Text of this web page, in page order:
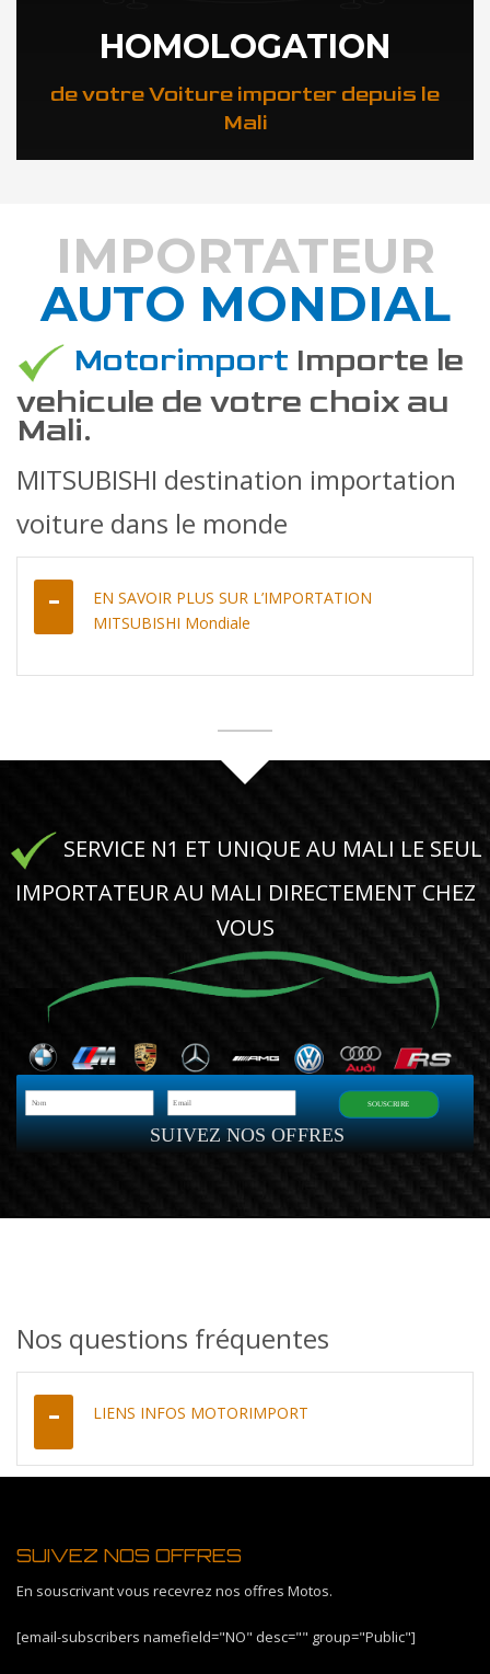
HOMOLOGATION
de votre Voiture importer depuis le
Mali
DÉCOUVREZ COMMENT
IMPORTATEUR
AUTO MONDIAL
Motorimport Importe le
vehicule de votre choix au
Mali.
MITSUBISHI destination importation
voiture dans le monde
EN SAVOIR PLUS SUR L’IMPORTATION
MITSUBISHI Mondiale
SERVICE N1 ET UNIQUE AU MALI LE SEUL
IMPORTATEUR AU MALI DIRECTEMENT CHEZ
VOUS
SUIVEZ NOS OFFRES
SOUSCRIRE
Nos questions fréquentes
LIENS INFOS MOTORIMPORT
SUIVEZ NOS OFFRES
En souscrivant vous recevrez nos offres Motos.
[email-subscribers namefield="NO" desc="" group="Public"]